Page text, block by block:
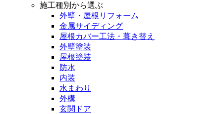
施工種別から選ぶ
外壁・屋根リフォーム
金属サイディング
屋根カバー工法・葺き替え
外壁塗装
屋根塗装
防水
内装
水まわり
外構
玄関ドア